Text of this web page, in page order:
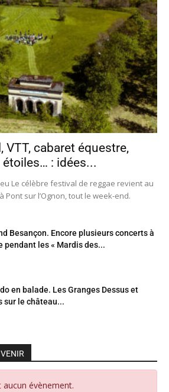
VTT, cabaret équestre,
: idées...
Le célèbre festival de reggae revient au
Pont sur l’Ognon, tout le week-end.
Besançon. Encore plusieurs concerts à
pendant les « Mardis des...
en balade. Les Granges Dessus et
sur le château...
aucun évènement.